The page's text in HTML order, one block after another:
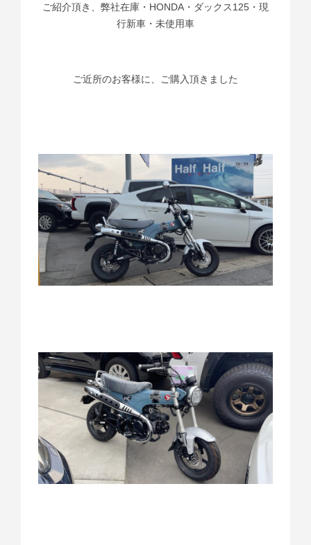
ご紹介頂き、弊社在庫・HONDA・ダックス125・現
行新車・未使用車
ご近所のお客様に、ご購入頂きました